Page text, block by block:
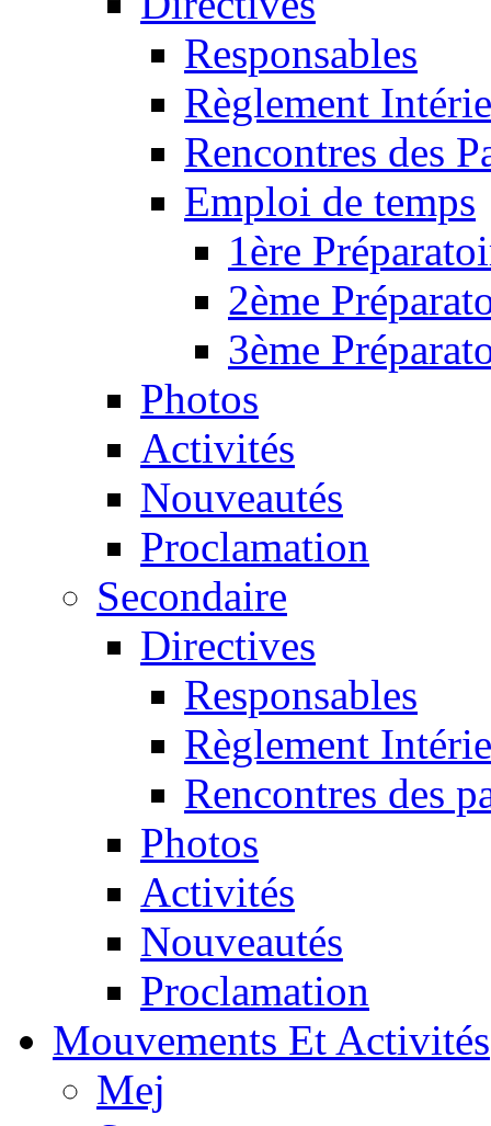
Responsables
Règlement
Rencontres des
Emploi de temps
1ère
2ème
3ème
Photos
Activités
Nouveautés
Proclamation
Secondaire
Directives
Responsables
Règlement
Rencontres des
Photos
Activités
Nouveautés
Proclamation
Mouvements Et Activités
Mej